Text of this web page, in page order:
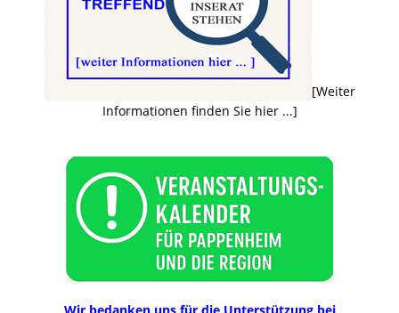
[Weiter
Informationen finden Sie hier ...]